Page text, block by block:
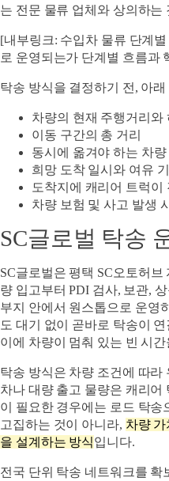
는 전문 물류 업체와 상의하는
[내부링크: 수입차 물류 단계
로 운영되는가 단계별 흐름과
탁송 방식을 결정하기 전, 아
차량의 현재 주행거리와
이동 구간의 총 거리
동시에 옮겨야 하는 차량
희망 도착 일시와 여유
도착지에 캐리어 트럭이
차량 보험 및 사고 발생
SC글로벌 탁송
SC글로벌은 평택 SC오토허브
량 입고부터 PDI 검사, 보관,
부지 안에서 원스톱으로 운영
도 대기 없이 곧바로 탁송이
이에 차량이 멈춰 있는 빈 시
탁송 방식은 차량 조건에 따라
차나 대량 출고 물량은 캐리어
이 필요한 경우에는 로드 탁
고집하는 것이 아니라, 차량 가
을 설계하는 방식입니다.
전국 단위 탁송 네트워크를